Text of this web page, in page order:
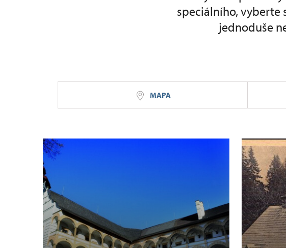
speciálního, vyberte
jednoduše
MAPA